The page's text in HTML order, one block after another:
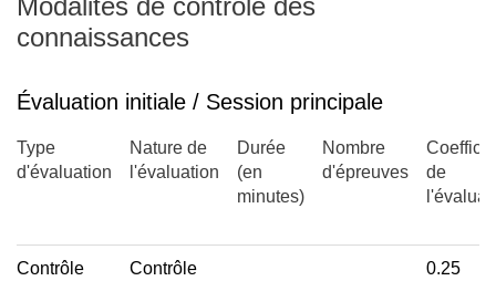
connaissances
Évaluation initiale / Session principale
Type
d'évaluation
Nature de
l'évaluation
Durée
(en
minutes)
Nombre
d'épreuves
de
Contrôle
Contrôle
0.25